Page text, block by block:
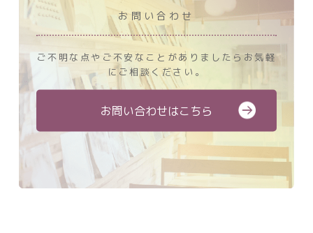
お問い合わせ
ご不明な点やご不安なことがありましたら お気軽
にご相談ください。
お問い合わせはこちら